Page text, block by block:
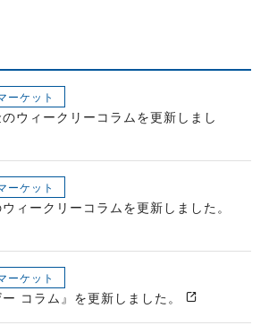
ーケット
のウィークリーコラムを更新しまし
ーケット
ィークリーコラムを更新しました。
ーケット
コラム』を更新しました。